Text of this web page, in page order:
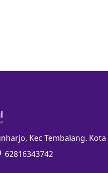
Kec Tembalang.
62816343742